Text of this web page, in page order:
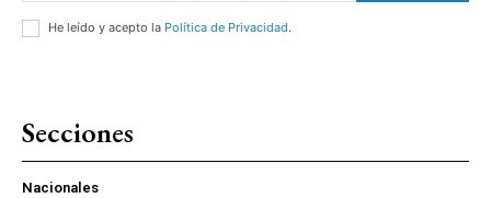
He leído y acepto la Política de Privacidad.
Secciones
Nacionales